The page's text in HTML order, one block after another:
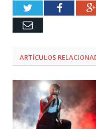
TwitterFacebook
Email
ARTÍCULOS